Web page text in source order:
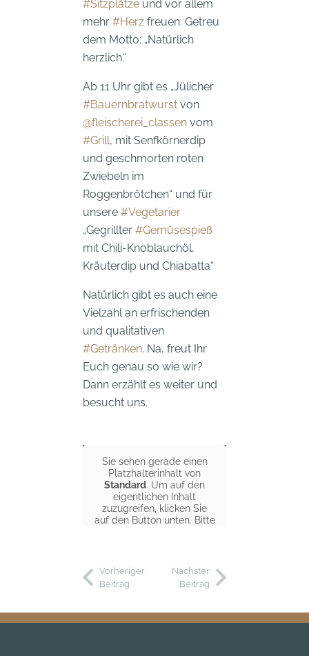
#Sitzplätze und vor allem
mehr #Herz freuen. Getreu
dem Motto: „Natürlich
herzlich.“
Ab 11 Uhr gibt es „Jülicher
#Bauernbratwurst von
@fleischerei_classen vom
#Grill, mit Senfkörnerdip
und geschmorten roten
Zwiebeln im
Roggenbrötchen“ und für
unsere #Vegetarier
„Gegrillter #Gemüsespieß
mit Chili-Knoblauchöl,
Kräuterdip und Chiabatta“
Natürlich gibt es auch eine
Vielzahl an erfrischenden
und qualitativen
#Getränken. Na, freut Ihr
Euch genau so wie wir?
Dann erzählt es weiter und
besucht uns.
Sie sehen gerade einen
Platzhalterinhalt von
Standard. Um auf den
eigentlichen Inhalt
zuzugreifen, klicken Sie
auf den Button unten. Bitte
Inhalt entsperren
Vorheriger
Beitrag
Nächster
Beitrag